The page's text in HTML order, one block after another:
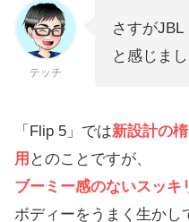
テッチ
さすが
と感じまし
「Flip 5」では新設計の
用 とのことですが、
ブーミー感のないスッキ
ボディーをうまく生かし